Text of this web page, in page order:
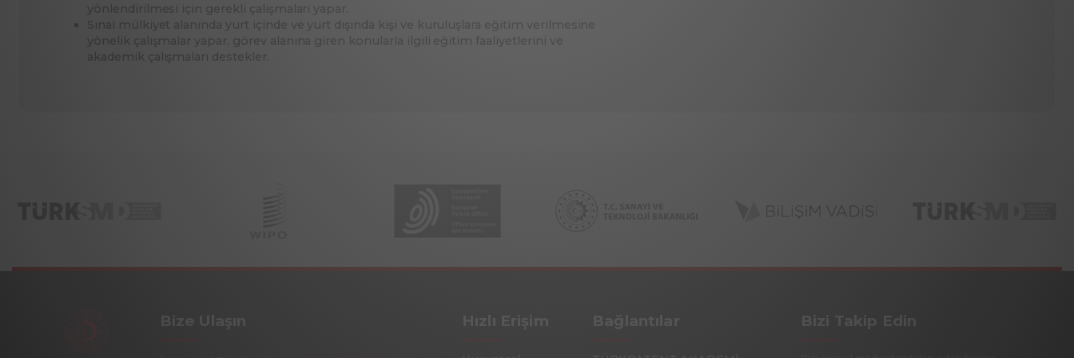
yönlendirilmesi için gerekli çalışmaları yapar.
Sınai mülkiyet alanında yurt içinde ve yurt dışında kişi ve kuruluşlara eğitim verilmesine
yönelik çalışmalar yapar, görev alanına giren konularla ilgili eğitim faaliyetlerini ve
akademik çalışmaları destekler.